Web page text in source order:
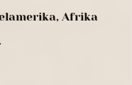
Afrika